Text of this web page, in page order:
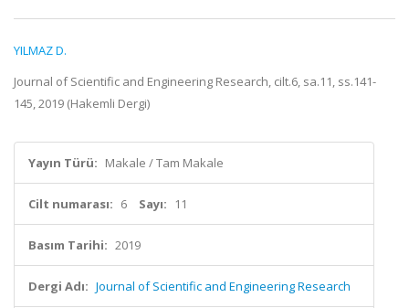
YILMAZ D.
Journal of Scientific and Engineering Research, cilt.6, sa.11, ss.141-
145, 2019 (Hakemli Dergi)
Yayın Türü: Makale / Tam Makale
Cilt numarası: 6 Sayı: 11
Basım Tarihi: 2019
Dergi Adı: Journal of Scientific and Engineering Research